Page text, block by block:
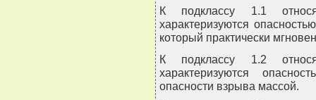
К подклассу 1.1
характеризуются
который практически
К подклассу 1.2
характеризуются
опасности взрыва массой.